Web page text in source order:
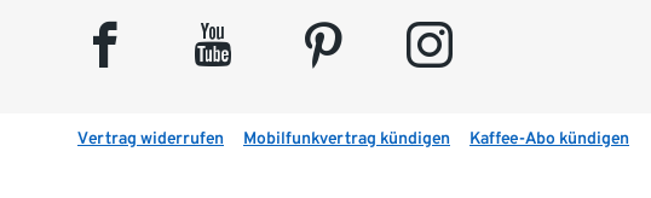
facebook youtube pinterest instagram
Vertrag widerrufen Mobilfunkvertrag kündigen Kaffee-Abo kündigen